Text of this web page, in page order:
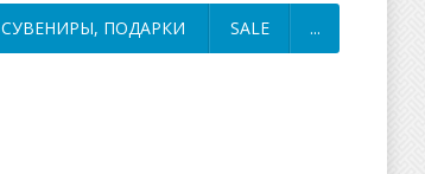
СУВЕНИРЫ, ПОДАРКИ SALE ...